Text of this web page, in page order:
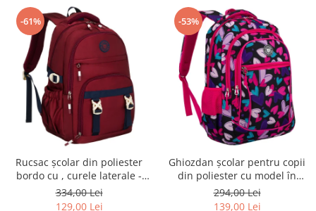
-61%
Rucsac școlar din poliester
bordo cu , curele laterale -
Peterson PTR-PTN 8594-1402
BORDO
334,00 Lei
129,00 Lei
-53%
Ghiozdan școlar pentru copii
din poliester cu model în
formă de inimă - Peterson
PTR-PTN BIEDRONKA G54
294,00 Lei
139,00 Lei